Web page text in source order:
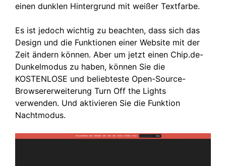
einen dunklen Hintergrund mit weißer Textfarbe.
Es ist jedoch wichtig zu beachten, dass sich das
Design und die Funktionen einer Website mit der
Zeit ändern können. Aber um jetzt einen Chip.de-
Dunkelmodus zu haben, können Sie die
KOSTENLOSE und beliebteste Open-Source-
Browsererweiterung Turn Off the Lights
verwenden. Und aktivieren Sie die Funktion
Nachtmodus.